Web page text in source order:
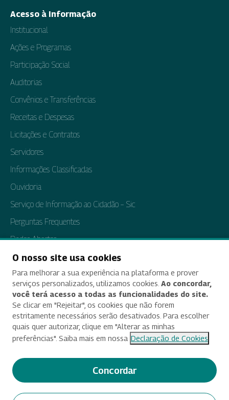
Acesso à Informação
Institucional
Ações e Programas
Participação Social
Auditorias
Convênios e Transferências
Receitas e Despesas
Licitações e Contratos
Servidores
Informações Classificadas
Ouvidoria
Serviço de Informação ao Cidadão – Sic
Perguntas Frequentes
Dados Abertos
Tratamento de Dados Pessoais
Transparência e Prestação de Contas
Acessibilidade
Termos de uso e aviso de privacidade
Alterar preferências de cookies
O nosso site usa cookies
Para melhorar a sua experiência na plataforma e prover
serviços personalizados, utilizamos cookies. Ao concordar,
você terá acesso a todas as funcionalidades do site.
Se clicar em "Rejeitar", os cookies que não forem
estritamente necessários serão desativados. Para escolher
quais quer autorizar, clique em "Alterar as minhas
preferências". Saiba mais em nossa Declaração de Cookies
Concordar